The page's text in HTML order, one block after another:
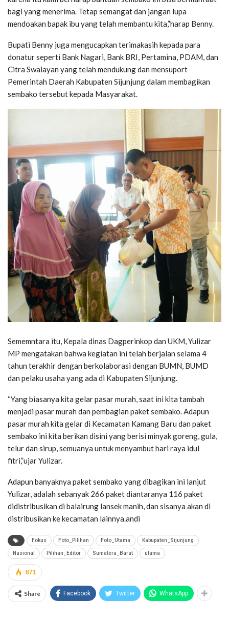
bagi yang menerima. Tetap semangat dan jangan lupa
mendoakan bapak ibu yang telah membantu kita,”harap Benny.
Bupati Benny juga mengucapkan terimakasih kepada para
donatur seperti Bank Nagari, Bank BRI, Pertamina, PDAM, dan
Citra Swalayan yang telah mendukung dan mensuport
Pemerintah Daerah Kabupaten Sijunjung dalam membagikan
sembako tersebut kepada Masyarakat.
Sememntara itu, Kepala dinas Dagperinkop dan UKM, Yulizar
MP mengatakan bahwa kegiatan ini telah berjalan selama 4
tahun terakhir dengan berkolaborasi dengan BUMN, BUMD
dan pelaku usaha yang ada di Kabupaten Sijunjung.
“Yang biasanya kita gelar pasar murah, saat ini kita tambah
menjadi pasar murah dan pembagian paket sembako. Adapun
pasar murah kita gelar di Kecamatan Kamang Baru dan paket
sembako ini kita berikan disini yang berisi minyak goreng, gula,
telur dan sirup, semuanya untuk menyambut hari raya idul
fitri,”ujar Yulizar.
Adapun banyaknya paket sembako yang dibagikan ini lanjut
Yulizar, adalah sebanyak 266 paket diantaranya 116 paket
didistribusikan di balairung lansek manih, dan sisanya akan di
distribusikan ke kecamatan lainnya.andi
Fokus Foto_Pilihan Foto_Utama Kabupaten_Sijunjung
Nasional Pilihan_Editor Sumatera_Barat utama
871
Share Facebook Twitter WhatsApp